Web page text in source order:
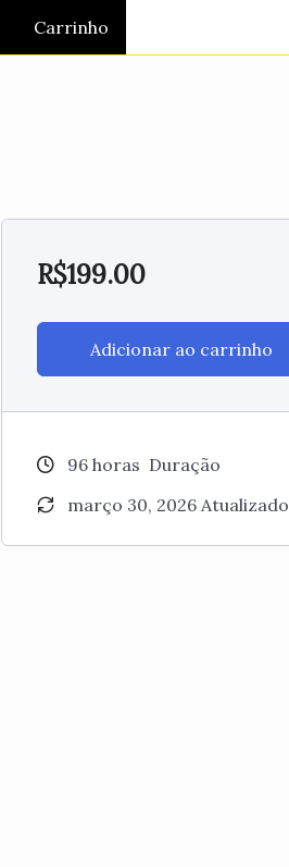
Carrinho
R$199.00
Adicionar ao carrinho
96horas Duração
março 30, 2026 Atualizado